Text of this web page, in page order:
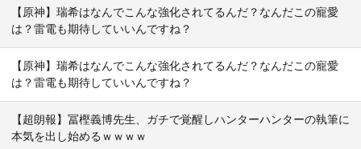
【原神】瑞希はなんでこんな強化されてるんだ？なんだこの寵愛
は？雷電も期待していいんですね？
【原神】瑞希はなんでこんな強化されてるんだ？なんだこの寵愛
は？雷電も期待していいんですね？
【超朗報】冨樫義博先生、ガチで覚醒しハンターハンターの執筆に
本気を出し始めるｗｗｗｗ